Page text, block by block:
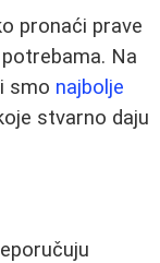
pronaći prave
Na
smo najbolje
stvarno daju